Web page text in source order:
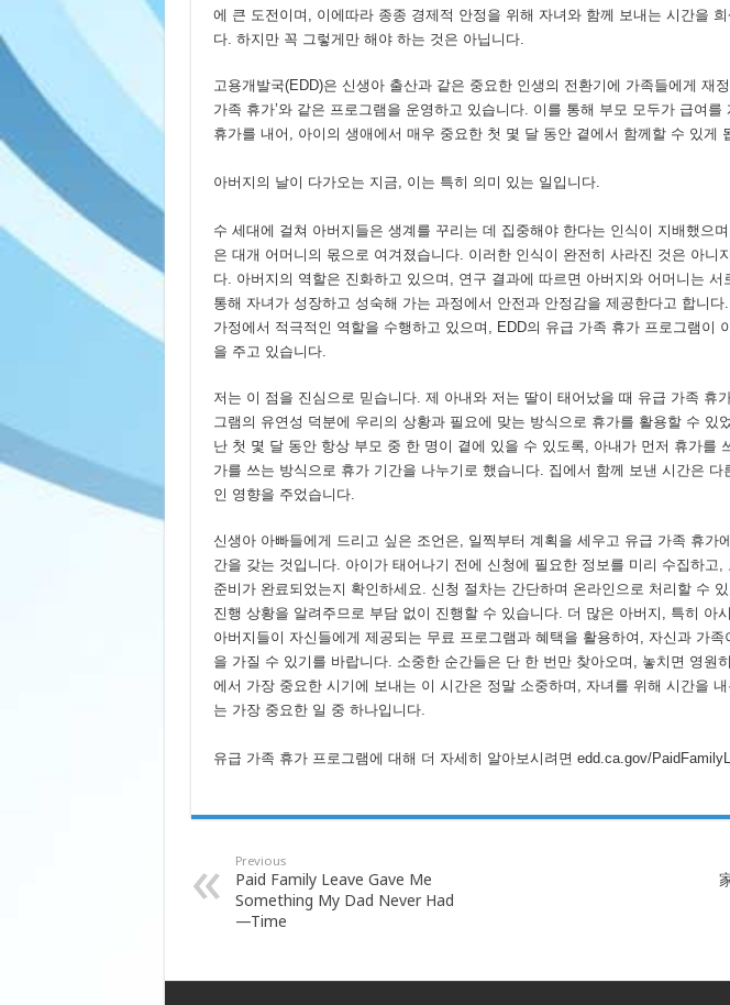
에 큰 도전이며, 이에따라 종종 경제적 안정을 위해 자녀와 함께 보내는 시간을
다. 하지만 꼭 그렇게만 해야 하는 것은 아닙니다.
고용개발국(EDD)은 신생아 출산과 같은 중요한 인생의 전환기에 가족들에게 재
가족 휴가’와 같은 프로그램을 운영하고 있습니다. 이를 통해 부모 모두가 급여를
휴가를 내어, 아이의 생애에서 매우 중요한 첫 몇 달 동안 곁에서 함께할 수 있게
아버지의 날이 다가오는 지금, 이는 특히 의미 있는 일입니다.
수 세대에 걸쳐 아버지들은 생계를 꾸리는 데 집중해야 한다는 인식이 지배했으
은 대개 어머니의 몫으로 여겨졌습니다. 이러한 인식이 완전히 사라진 것은 아니
다. 아버지의 역할은 진화하고 있으며, 연구 결과에 따르면 아버지와 어머니는 서
통해 자녀가 성장하고 성숙해 가는 과정에서 안전과 안정감을 제공한다고 합니
가정에서 적극적인 역할을 수행하고 있으며, EDD의 유급 가족 휴가 프로그램이
을 주고 있습니다.
저는 이 점을 진심으로 믿습니다. 제 아내와 저는 딸이 태어났을 때 유급 가족 휴
그램의 유연성 덕분에 우리의 상황과 필요에 맞는 방식으로 휴가를 활용할 수 있
난 첫 몇 달 동안 항상 부모 중 한 명이 곁에 있을 수 있도록, 아내가 먼저 휴가를
가를 쓰는 방식으로 휴가 기간을 나누기로 했습니다. 집에서 함께 보낸 시간은 다
인 영향을 주었습니다.
신생아 아빠들에게 드리고 싶은 조언은, 일찍부터 계획을 세우고 유급 가족 휴가
간을 갖는 것입니다. 아이가 태어나기 전에 신청에 필요한 정보를 미리 수집하고,
준비가 완료되었는지 확인하세요. 신청 절차는 간단하며 온라인으로 처리할 수
진행 상황을 알려주므로 부담 없이 진행할 수 있습니다. 더 많은 아버지, 특히 아
아버지들이 자신들에게 제공되는 무료 프로그램과 혜택을 활용하여, 자신과 가
을 가질 수 있기를 바랍니다. 소중한 순간들은 단 한 번만 찾아오며, 놓치면 영원
에서 가장 중요한 시기에 보내는 이 시간은 정말 소중하며, 자녀를 위해 시간을
는 가장 중요한 일 중 하나입니다.
유급 가족 휴가 프로그램에 대해 더 자세히 알아보시려면 edd.ca.gov/
Previous
Paid Family Leave Gave Me
Something My Dad Never Had
—Time